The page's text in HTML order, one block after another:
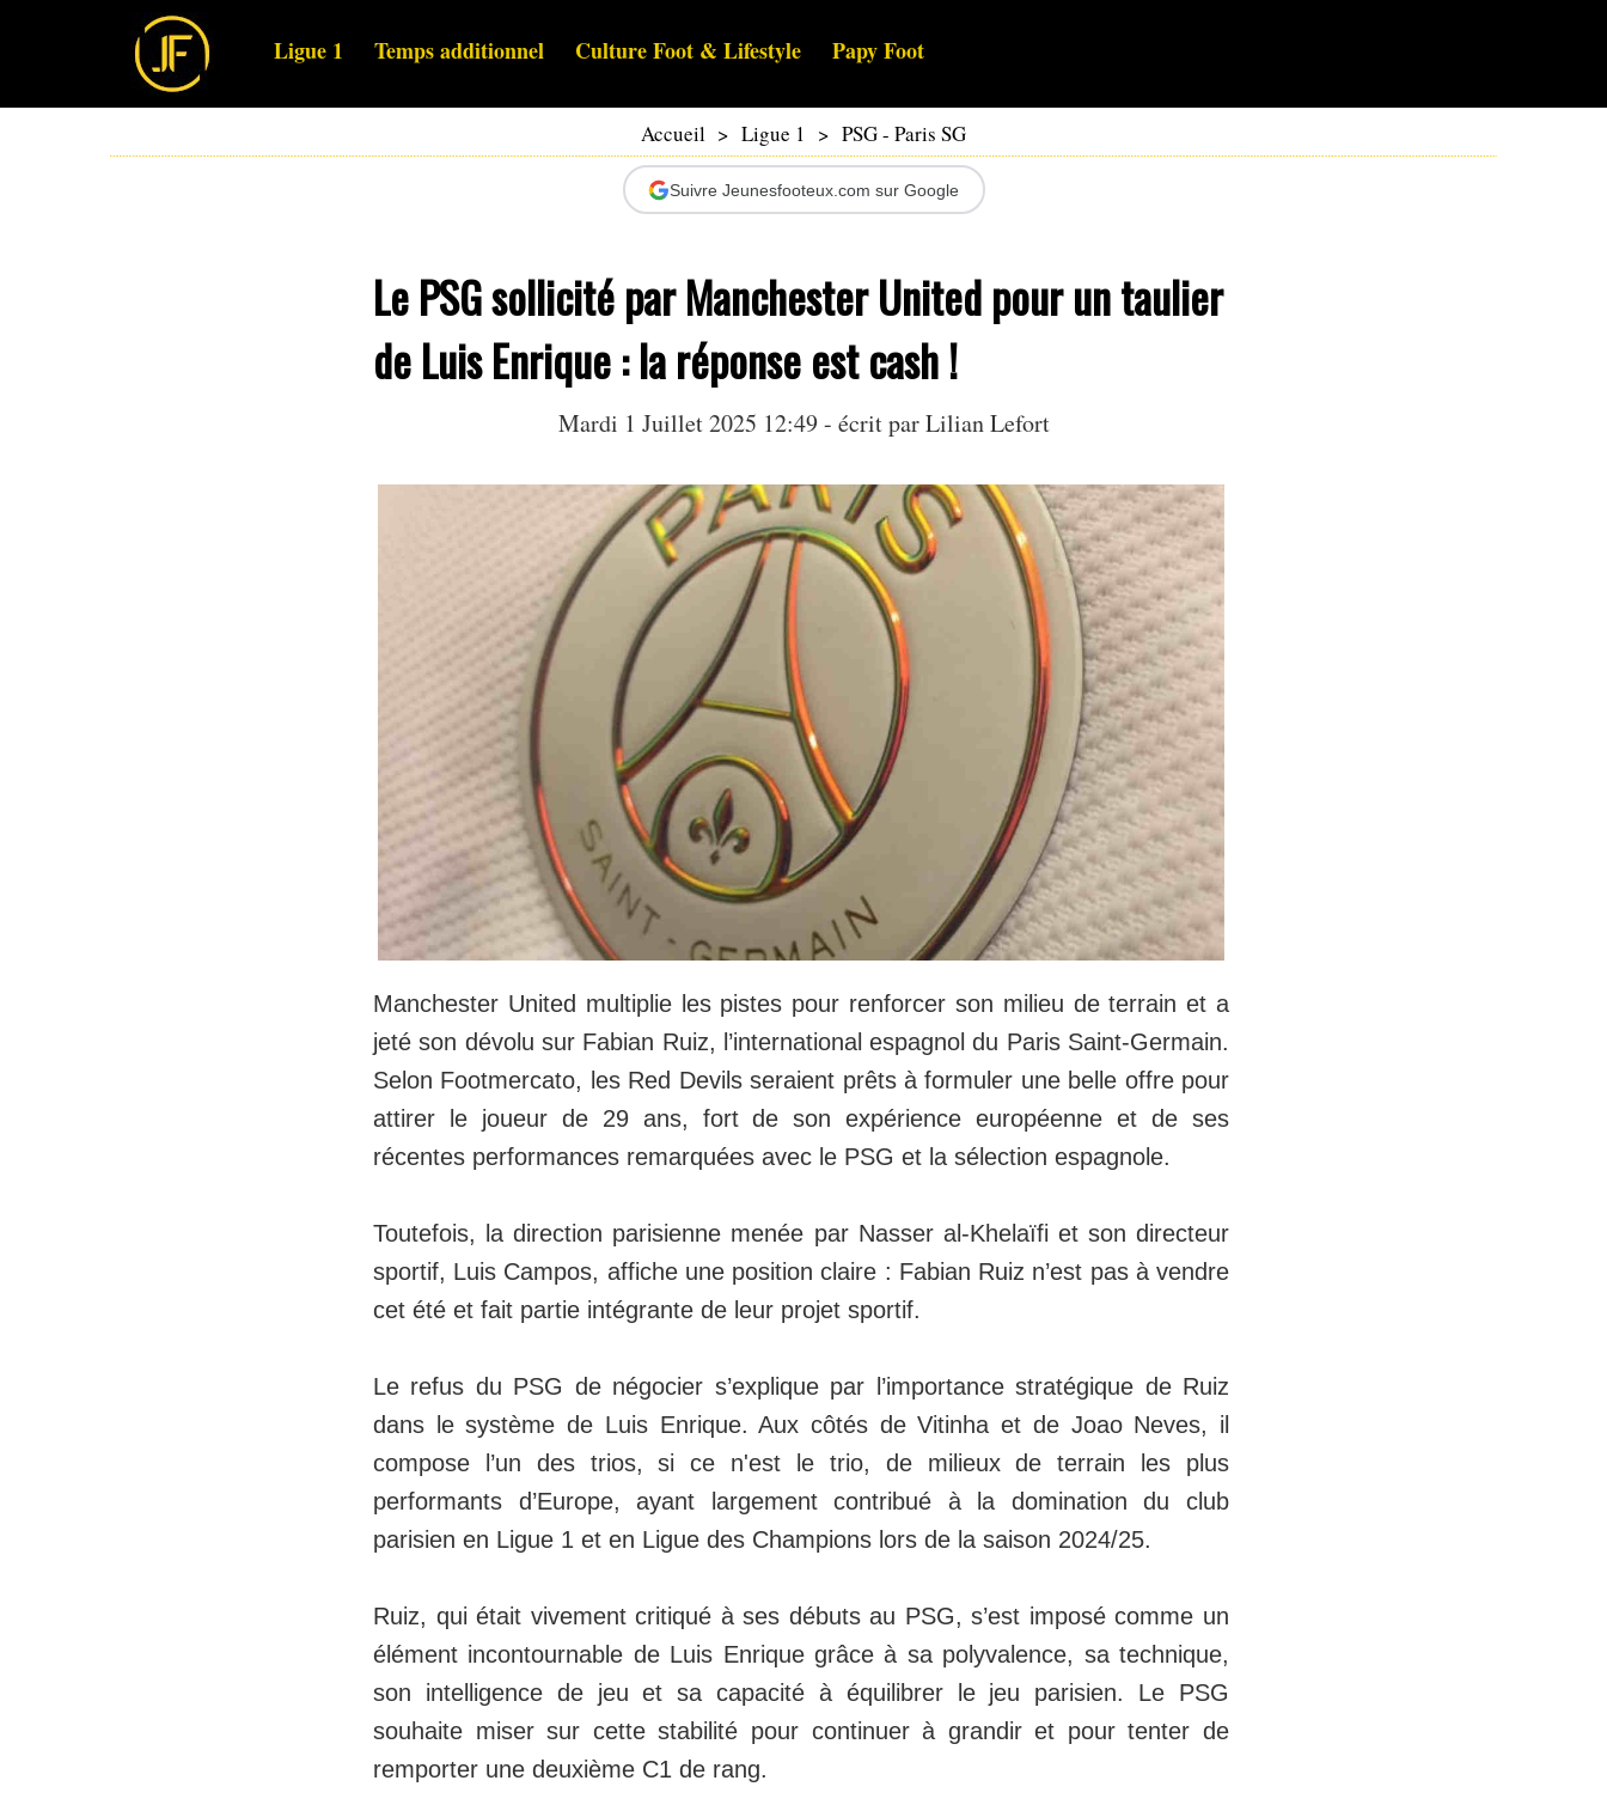
Ligue 1 Temps additionnel Culture Foot & Lifestyle Papy Foot
Accueil > Ligue 1 > PSG - Paris SG
Suivre Jeunesfooteux.com sur Google
Le PSG sollicité par Manchester United pour un taulier
de Luis Enrique : la réponse est cash !
Mardi 1 Juillet 2025 12:49 - écrit parLilian Lefort
Manchester United multiplie les pistes pour renforcer son milieu de terrain et a
jeté son dévolu sur Fabian Ruiz, l’international espagnol du Paris Saint-Germain.
Selon Footmercato, les Red Devils seraient prêts à formuler une belle offre pour
attirer le joueur de 29 ans, fort de son expérience européenne et de ses
récentes performances remarquées avec le PSG et la sélection espagnole.
Toutefois, la direction parisienne menée par Nasser al-Khelaïfi et son directeur
sportif, Luis Campos, affiche une position claire : Fabian Ruiz n’est pas à vendre
cet été et fait partie intégrante de leur projet sportif.
Le refus du PSG de négocier s’explique par l’importance stratégique de Ruiz
dans le système de Luis Enrique. Aux côtés de Vitinha et de Joao Neves, il
compose l’un des trios, si ce n'est le trio, de milieux de terrain les plus
performants d’Europe, ayant largement contribué à la domination du club
parisien en Ligue 1 et en Ligue des Champions lors de la saison 2024/25.
Ruiz, qui était vivement critiqué à ses débuts au PSG, s’est imposé comme un
élément incontournable de Luis Enrique grâce à sa polyvalence, sa technique,
son intelligence de jeu et sa capacité à équilibrer le jeu parisien. Le PSG
souhaite miser sur cette stabilité pour continuer à grandir et pour tenter de
remporter une deuxième C1 de rang.